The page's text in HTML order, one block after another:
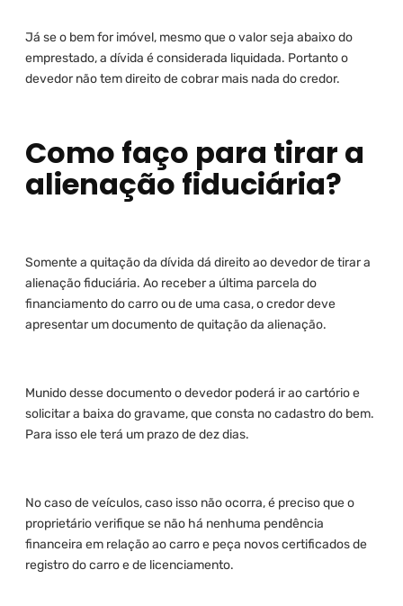
Já se o bem for imóvel, mesmo que o valor seja abaixo do
emprestado, a dívida é considerada liquidada. Portanto o
devedor não tem direito de cobrar mais nada do credor.
Como faço para tirar a
alienação fiduciária?
Somente a quitação da dívida dá direito ao devedor de tirar a
alienação fiduciária. Ao receber a última parcela do
financiamento do carro ou de uma casa, o credor deve
apresentar um documento de quitação da alienação.
Munido desse documento o devedor poderá ir ao cartório e
solicitar a baixa do gravame, que consta no cadastro do bem.
Para isso ele terá um prazo de dez dias.
No caso de veículos, caso isso não ocorra, é preciso que o
proprietário verifique se não há nenhuma pendência
financeira em relação ao carro e peça novos certificados de
registro do carro e de licenciamento.